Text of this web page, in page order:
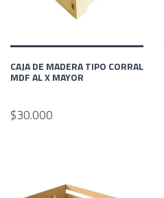
CAJA DE MADERA TIPO CORRAL
MDF AL X MAYOR
$30.000